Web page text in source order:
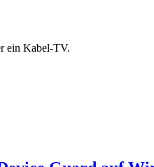
ein Kabel-TV.